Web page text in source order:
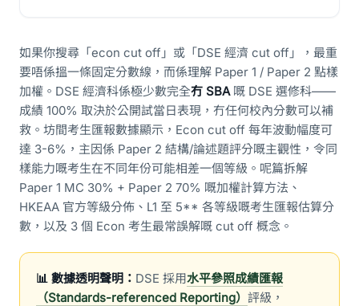
如果你搜尋「econ cut off」或「DSE 經濟 cut off」，最重
要唔係搵一條固定分數線，而係理解 Paper 1 / Paper 2 點樣
加權。DSE 經濟科係極少數完全冇 SBA嘅 DSE 選修科——
成績 100% 取決於公開試當日表現，冇任何校內分數可以補
救。坊間考生匯報數據顯示，Econ cut off 每年波動幅度可
達 3-6%，主因係 Paper 2 結構/論述題評分嘅主觀性，令同
樣能力嘅考生在不同年份可能相差一個等級。呢篇拆解
Paper 1 MC 30% + Paper 2 70% 嘅加權計算方法、
HKEAA 官方等級分佈、L1 至 5** 各等級嘅考生匯報估算分
數，以及 3 個 Econ 考生最常誤解嘅 cut off 概念。
📊 數據透明聲明： DSE 採用水平參照成績匯報
（Standards-referenced Reporting） 評級，